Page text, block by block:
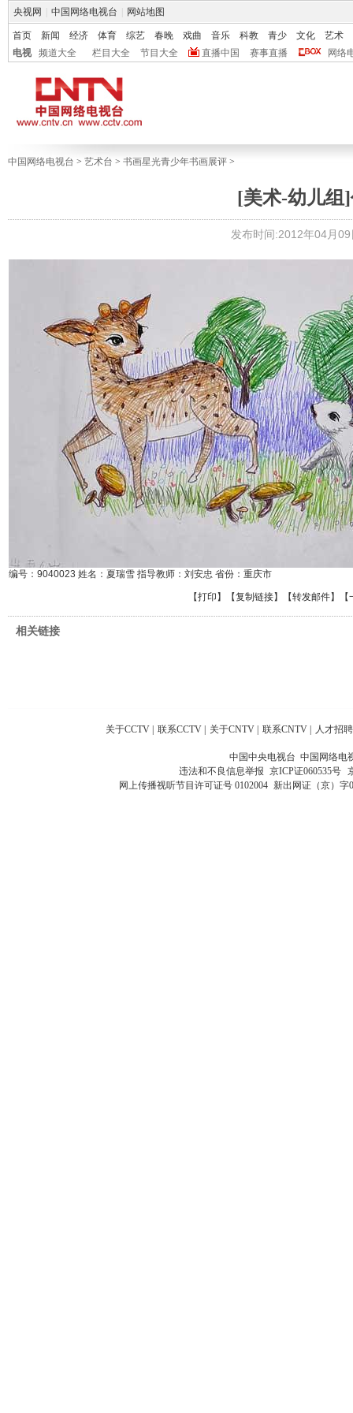
央视网 中国网络电视台 网站地图
首页 新闻 经济 体育 综艺 春晚 戏曲 音乐 科教 青少 文化
艺术
电视
频道大全 栏目大全 节目大全 直播中国 赛事直播 网络
中国网络电视台 > 艺术台 > 书画星光青少年书画展评 >
[美术-幼儿组]
发布时间:2012年04月
编号：9040023 姓名：夏瑞雪 指导教师：刘安忠 省份：重庆市
【打印 】【复制链接】【转发邮件】
相关链接
关于CCTV 联系CCTV 关于CNTV 联系CNTV 人才招聘
中国中央电视台 中国网络电
违法和不良信息举报 京ICP证060535号
网上传播视听节目许可证号 0102004 新出网证（京）